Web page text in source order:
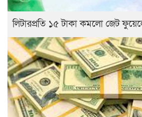
লিটারপ্রতি ১৫ টাকা কমলো জেট